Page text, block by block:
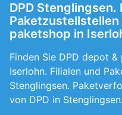
DPD Stenglingsen.
Paketzustellstellen
paketshop in
Finden Sie DPD depot
Iserlohn. Filialen und
Stenglingsen.
von DPD in Stenglingsen.